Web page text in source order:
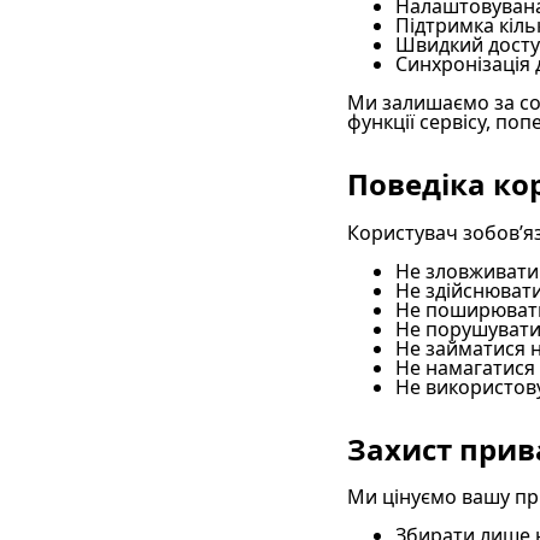
Підтримка
Швидкий
Ми залишаємо за
функції сервісу,
Поведіка
Користувач
Не
Не
Не
Не порушувати
Не займатися
Не
Не
Захист
Ми цінуємо вашу